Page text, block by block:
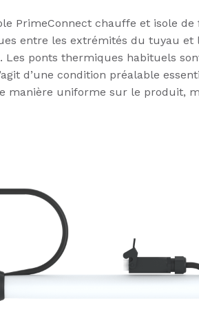
PrimeConnect chauffe et isole de
entre les extrémités du tuyau et
Les ponts thermiques habituels
d’une condition préalable
manière uniforme sur le produit,